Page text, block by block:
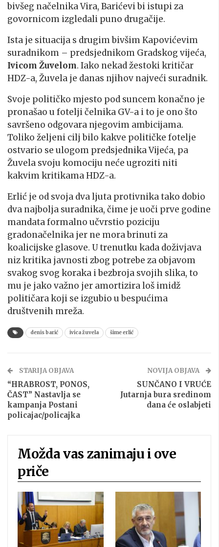
bivšeg načelnika Vira, Barićevi bi istupi za
govornicom izgledali puno drugačije.
Ista je situacija s drugim bivšim Kapovićevim
suradnikom – predsjednikom Gradskog vijeća,
Ivicom Žuvelom. Iako nekad žestoki kritičar
HDZ-a, Žuvela je danas njihov najveći suradnik.
Svoje političko mjesto pod suncem konačno je
pronašao u fotelji čelnika GV-a i to je ono što
savršeno odgovara njegovim ambicijama.
Toliko željeni cilj bilo kakve političke fotelje
ostvario se ulogom predsjednika Vijeća, pa
Žuvela svoju komociju neće ugroziti niti
kakvim kritikama HDZ-a.
Erlić je od svoja dva ljuta protivnika tako dobio
dva najbolja suradnika, čime je uoči prve godine
mandata formalno učvrstio poziciju
gradonačelnika jer ne mora brinuti za
koalicijske glasove. U trenutku kada doživjava
niz kritika javnosti zbog potrebe za objavom
svakog svog koraka i bezbroja svojih slika, to
mu je jako važno jer amortizira loš imidž
političara koji se izgubio u bespućima
društvenih mreža.
denis barić ivica žuvela šime erlić
STARIJA OBJAVA
“HRABROST, PONOS,
ČAST” Nastavlja se
kampanja Postani
policajac/policajka
NOVIJA OBJAVA
SUNČANO I VRUĆE
Jutarnja bura sredinom
dana će oslabjeti
Možda vas zanimaju i ove
priče